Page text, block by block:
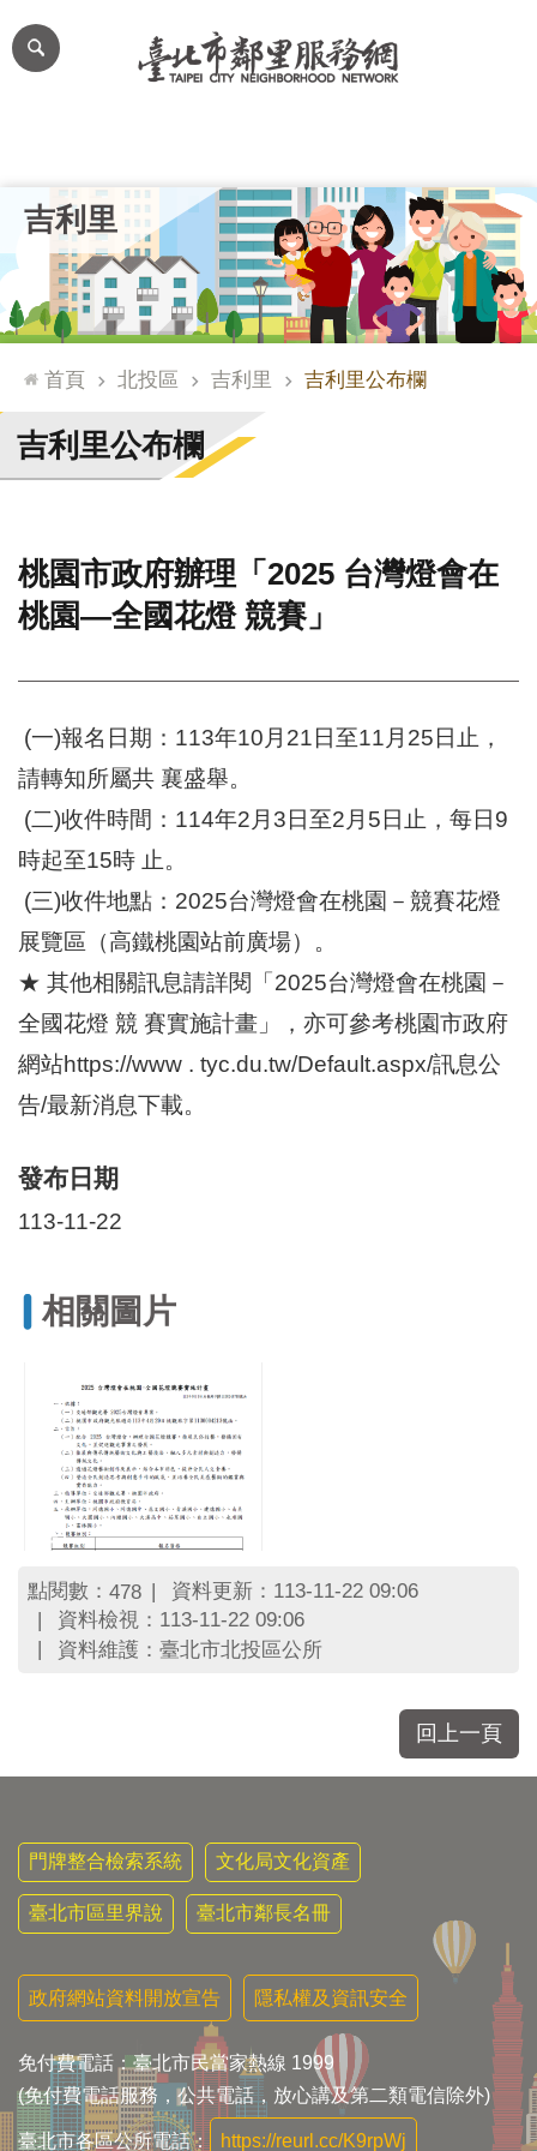
跳到主要內容區塊
網
站
台
通
臺
北
市
門
牌
整
檢
系
文
化
局
化
資
產
北
市
區
里
北
長
名
吉利里
首頁 北投區 吉利里 吉利里公布欄
吉利里公布欄
桃園市政府辦理「2025 台灣燈會在
桃園—全國花燈 競賽」
(一)報名日期：113年10月21日至11月25日止，
請轉知所屬共 襄盛舉。
(二)收件時間：114年2月3日至2月5日止，每日9
時起至15時 止。
(三)收件地點：2025台灣燈會在桃園－競賽花燈
展覽區（高鐵桃園站前廣場）。
★ 其他相關訊息請詳閱「2025台灣燈會在桃園－
全國花燈 競 賽實施計畫」，亦可參考桃園市政府
網站https://www . tyc.du.tw/Default.aspx/訊息公
告/最新消息下載。
發布日期
113-11-22
相關圖片
點閱數： 478
資料更新：113-11-22 09:06
資料檢視：113-11-22 09:06
資料維護：臺北市北投區公所
回上一頁
門牌整合檢索系統 文化局文化資產
臺北市區里界說 臺北市鄰長名冊
政府網站資料開放宣告 隱私權及資訊安全
免付費電話：臺北市民當家熱線 1999
(免付費電話服務，公共電話，放心講及第二類電信除外)
臺北市各區公所電話： https://reurl.cc/K9rpWj